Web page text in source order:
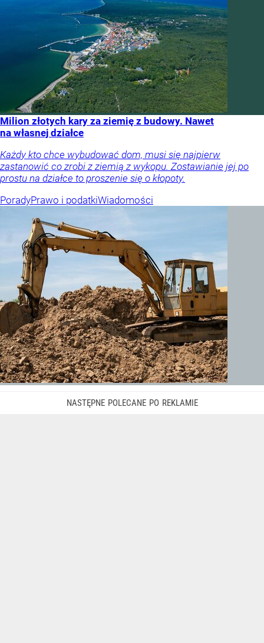
Milion złotych kary za ziemię z budowy. Nawet
na własnej działce
Każdy kto chce wybudować dom, musi się najpierw
zastanowić co zrobi z ziemią z wykopu. Zostawianie jej po
prostu na działce to proszenie się o kłopoty.
PoradyPrawo i podatkiWiadomości